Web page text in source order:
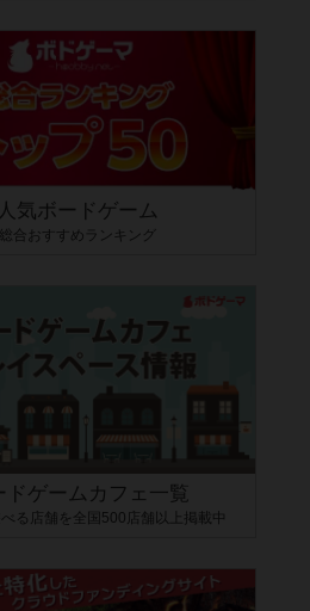
人気ボードゲーム
総合おすすめランキング
ドゲームカフェ一覧
る店舗を全国500店舗以上掲載中